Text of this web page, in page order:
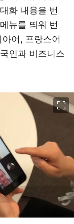
화 내용을 번
뉴를 띄워 번
어, 프랑스어
인과 비즈니스